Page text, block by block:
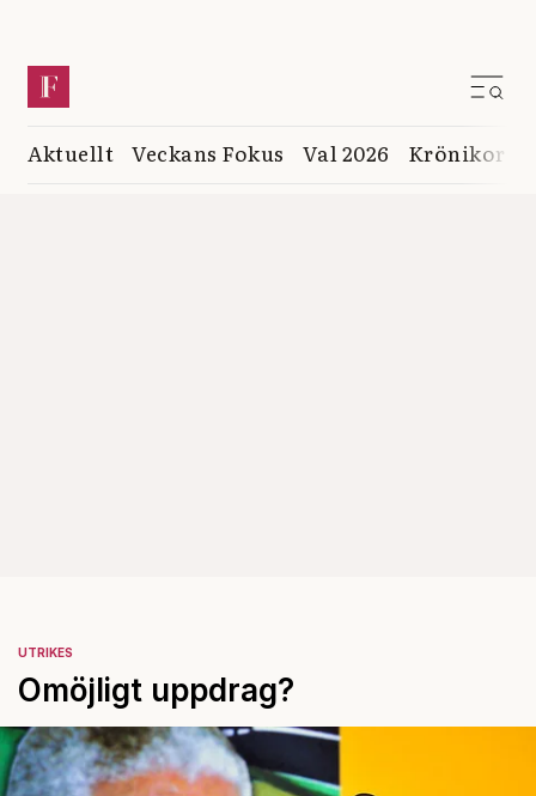
Aktuellt Veckans Fokus Val 2026 Krönikor
UTRIKES
Omöjligt uppdrag?